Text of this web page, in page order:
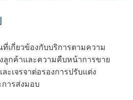
เกี่ยวข้องกับบริการตามความ
ลูกค้าและความคืบหน้าการขาย
ะเจรจาต่อรองการปรับแต่ง
ารส่งมอบ